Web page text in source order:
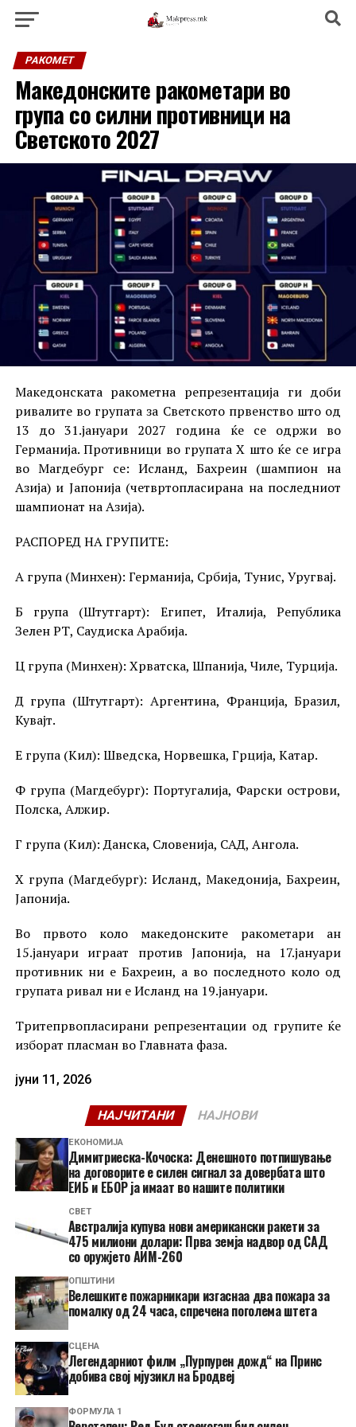
РАКОМЕТ
Македонските ракометари во
група со силни противници на
Светското 2027
Македонската ракометна репрезентација ги доби
ривалите во групата за Светското првенство што од
13 до 31.јануари 2027 година ќе се одржи во
Германија. Противници во групата Х што ќе се игра
во Магдебург се: Исланд, Бахреин (шампион на
Азија) и Јапонија (четвртопласирана на последниот
шампионат на Азија).
РАСПОРЕД НА ГРУПИТЕ:
А група (Минхен): Германија, Србија, Тунис, Уругвај.
Б група (Штутгарт): Египет, Италија, Република
Зелен РТ, Саудиска Арабија.
Ц група (Минхен): Хрватска, Шпанија, Чиле, Турција.
Д група (Штутгарт): Аргентина, Франција, Бразил,
Кувајт.
Е група (Кил): Шведска, Норвешка, Грција, Катар.
Ф група (Магдебург): Португалија, Фарски острови,
Полска, Алжир.
Г група (Кил): Данска, Словенија, САД, Ангола.
Х група (Магдебург): Исланд, Македонија, Бахреин,
Јапонија.
Во првото коло македонските ракометари ан
15.јануари играат против Јапонија, на 17.јануари
противник ни е Бахреин, а во последното коло од
групата ривал ни е Исланд на 19.јануари.
Тритепрвопласирани репрезентации од групите ќе
изборат пласман во Главната фаза.
јуни 11, 2026
НАЈЧИТАНИ НАЈНОВИ
ЕКОНОМИЈА
Димитриеска-Кочоска: Денешното потпишување
на договорите е силен сигнал за довербата што
ЕИБ и ЕБОР ја имаат во нашите политики
СВЕТ
Австралија купува нови американски ракети за
475 милиони долари: Прва земја надвор од САД
со оружјето АИМ-260
ОПШТИНИ
Велешките пожарникари изгаснаа два пожара за
помалку од 24 часа, спречена поголема штета
СЦЕНА
Легендарниот филм „Пурпурен дожд“ на Принс
добива свој мјузикл на Бродвеј
ФОРМУЛА 1